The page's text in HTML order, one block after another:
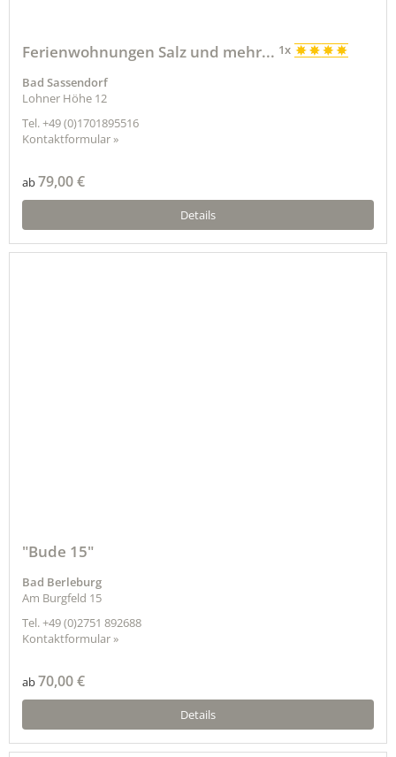
Ferienwohnungen Salz und mehr... 1x
Bad Sassendorf
Lohner Höhe 12
Tel.+49 (0)1701895516
Kontaktformular »
ab79,00 €
Details
"Bude 15"
Bad Berleburg
Am Burgfeld 15
Tel. +49 (0)2751 892688
Kontaktformular »
ab70,00 €
Details